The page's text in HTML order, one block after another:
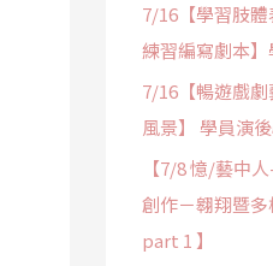
7/16【學習肢體
練習編寫劇本
7/16【暢遊戲
風景】 學員演
【7/8 憶/藝中
創作－翱翔暨
part 1 】